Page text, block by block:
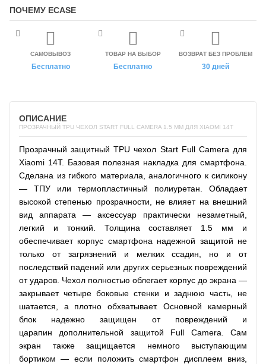
ПОЧЕМУ ECASE
САМОВЫВОЗ
Бесплатно
ТОВАР НА ВЫБОР
Бесплатно
ВОЗВРАТ БЕЗ ПРОБЛЕМ
30 дней
ОПИСАНИЕ
ПРОЗРАЧНЫЙ TPU ЧЕХОЛ START FULL CAMERA 1.5 ММ ДЛЯ XIAOMI 14T
Прозрачный защитный TPU чехол Start Full Camera для
Xiaomi 14T. Базовая полезная накладка для смартфона.
Сделана из гибкого материала, аналогичного к силикону
— ТПУ или термопластичный полиуретан. Обладает
высокой степенью прозрачности, не влияет на внешний
вид аппарата — аксессуар практически незаметный,
легкий и тонкий. Толщина составляет 1.5 мм и
обеспечивает корпус смартфона надежной защитой не
только от загрязнений и мелких ссадин, но и от
последствий падений или других серьезных повреждений
от ударов. Чехол полностью облегает корпус до экрана —
закрывает четыре боковые стенки и заднюю часть, не
шатается, а плотно обхватывает. Основной камерный
блок надежно защищен от повреждений и
царапин дополнительной защитой Full Camera. Сам
экран также защищается немного выступающим
бортиком — если положить смартфон дисплеем вниз,